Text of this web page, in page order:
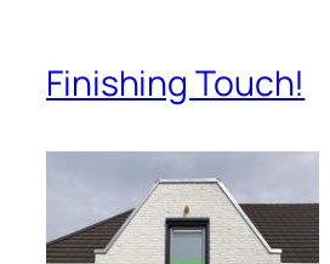
Finishing Touch!